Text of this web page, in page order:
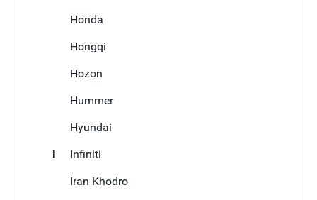
Honda
Hongqi
Hozon
Hummer
Hyundai
I
Infiniti
Iran Khodro